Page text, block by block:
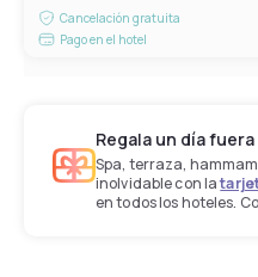
Cancelación gratuita
Pago en el hotel
Regala un día
Spa, terraza,
inolvidable con la
en todos los hoteles.